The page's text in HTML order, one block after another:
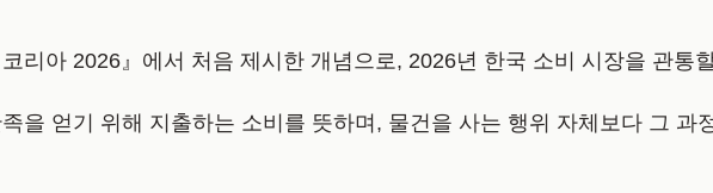
리아 2026』에서 처음 제시한 개념으로, 2026년 한국 소비 시장을 관통
을 얻기 위해 지출하는 소비를 뜻하며, 물건을 사는 행위 자체보다 그 과